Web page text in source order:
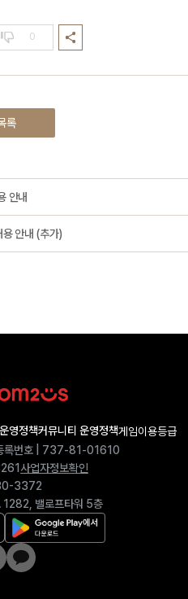
0
록
안내
안내 (추가)
영정책커뮤니티 운영정책게임이용등급
록번호 | 737-81-01610
사업자정보확인
3372
1282, 밸로프타워 5층